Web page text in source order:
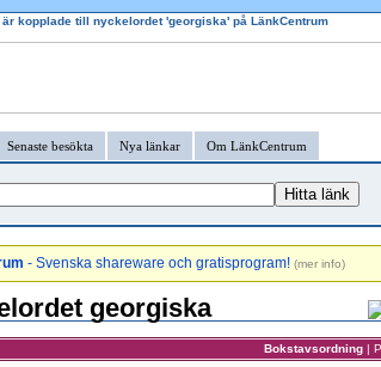
kopplade till nyckelordet 'georgiska' på LänkCentrum
Senaste besökta Nya länkar Om LänkCentrum
- Svenska shareware och gratisprogram! (mer info)
georgiska
Bokstavsordning |